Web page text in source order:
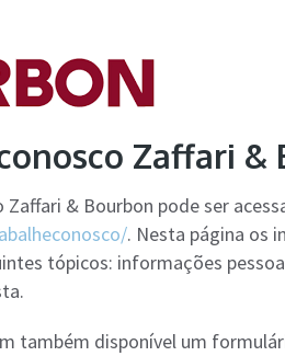
Zaffari &
Zaffari & Bourbon pode ser
. Nesta página os
tópicos: informações
também disponível um